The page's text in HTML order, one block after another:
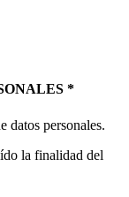
*
datos personales.
la finalidad del